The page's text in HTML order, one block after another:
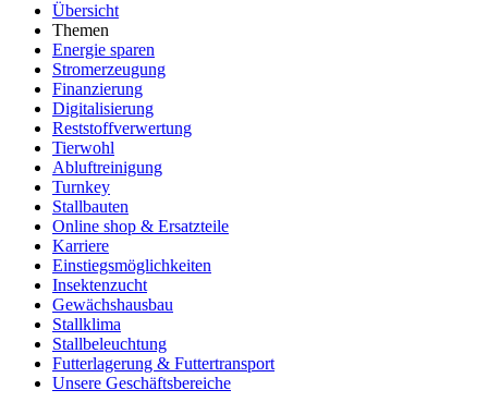
Übersicht
Themen
Energie sparen
Stromerzeugung
Finanzierung
Digitalisierung
Reststoffverwertung
Tierwohl
Abluftreinigung
Turnkey
Stallbauten
Online shop & Ersatzteile
Karriere
Einstiegsmöglichkeiten
Insektenzucht
Gewächshausbau
Stallklima
Stallbeleuchtung
Futterlagerung & Futtertransport
Unsere Geschäftsbereiche